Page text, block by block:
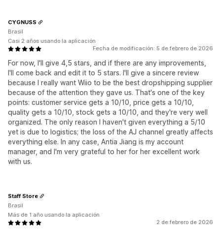
Fecha de modificación: 5 de febrero de 2026
For now, I'll give 4,5 stars, and if there are any improvements,
I'll come back and edit it to 5 stars. I'll give a sincere review
because I really want Wiio to be the best dropshipping supplier
because of the attention they gave us. That's one of the key
points: customer service gets a 10/10, price gets a 10/10,
quality gets a 10/10, stock gets a 10/10, and they're very well
organized. The only reason I haven't given everything a 5/10
yet is due to logistics; the loss of the AJ channel greatly affects
everything else. In any case, Antia Jiang is my account
manager, and I'm very grateful to her for her excellent work
with us.
CYGNUSS
Brasil
Casi 2 años usando la aplicación
2 de febrero de 2026
Staff Store
Brasil
Más de 1 año usando la aplicación